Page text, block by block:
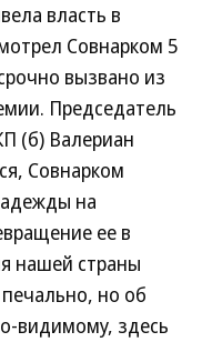
власть в
Совнарком 5
вызвано из
Председатель
(б) Валериан
Совнарком
на
ее в
нашей страны
но об
видимому, здесь